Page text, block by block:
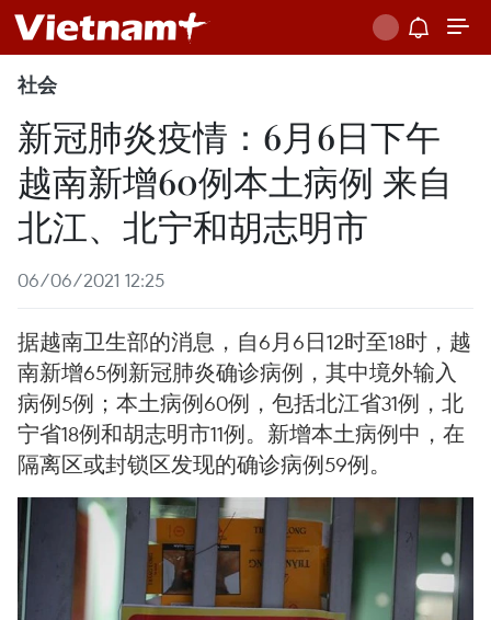
社会
新冠肺炎疫情：6月6日下午
越南新增60例本土病例 来自
北江、北宁和胡志明市
06/06/2021 12:25
据越南卫生部的消息，自6月6日12时至18时，越
南新增65例新冠肺炎确诊病例，其中境外输入
病例5例；本土病例60例，包括北江省31例，北
宁省18例和胡志明市11例。新增本土病例中，在
隔离区或封锁区发现的确诊病例59例。